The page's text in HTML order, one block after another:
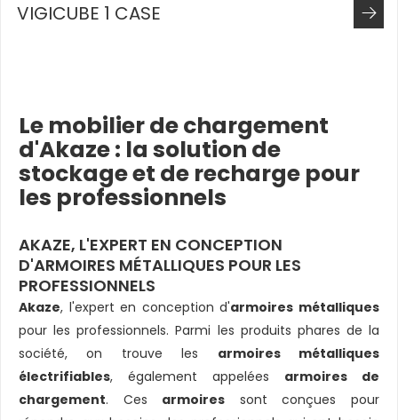
VIGICUBE 1 CASE
Le mobilier de chargement
d'Akaze : la solution de
stockage et de recharge pour
les professionnels
AKAZE, L'EXPERT EN CONCEPTION
D'ARMOIRES MÉTALLIQUES POUR LES
PROFESSIONNELS
Akaze, l'expert en conception d'armoires métalliques
pour les professionnels. Parmi les produits phares de la
société, on trouve les armoires métalliques
électrifiables, également appelées armoires de
chargement. Ces armoires sont conçues pour